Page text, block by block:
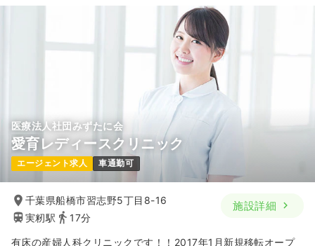
給与 35.0
月給35万円以上可
気になる 詳細を見る
月給31万円以上可
詳細を見る
日勤のみ（パート）
給与 時給1,500円〜
時間 9:30～21:30
ブランク可
時給1,500円以上可
詳細を見る
医療法人社団みずたに会
愛育レディースクリニック
エージェント求人 車通勤可
千葉県船橋市習志野5丁目8-16
実籾駅
17分
施設詳細
有床の産婦人科クリニックです！！2017年1月新規移転オープ